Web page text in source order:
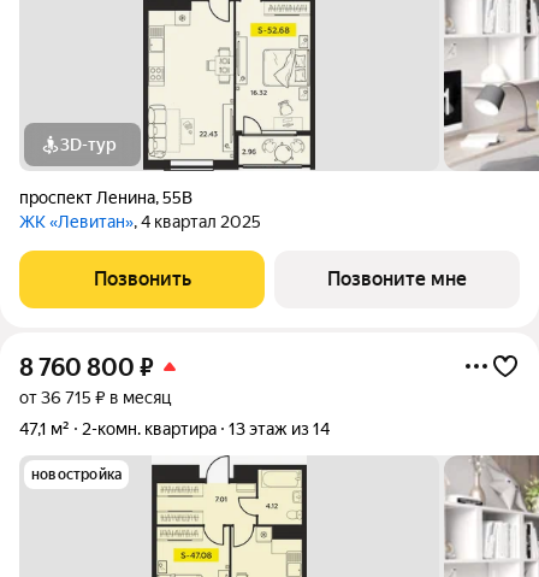
3D-тур
проспект Ленина,55В
ЖК «Левитан», 4 квартал 2025
Позвонить Позвоните мне
8 760 800 ₽
от 36 715 ₽ в месяц
47,1 м²
2-комн. квартира 13 этаж из 14
новостройка